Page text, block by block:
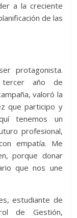
a la creciente
de las
protagonista.
tercer año de
valoró la
que participo y
tenemos un
profesional,
empatía. Me
porque donar
que nos une
estudiante de
de Gestión,